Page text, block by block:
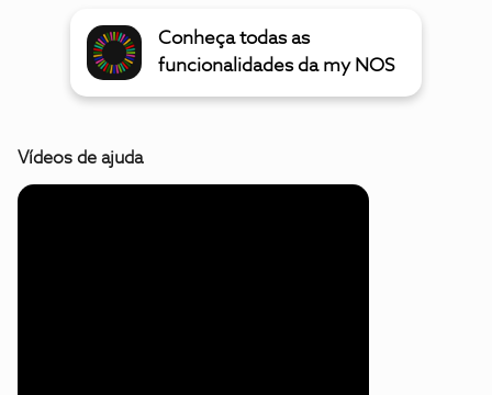
Conheça todas as
funcionalidades da my NOS
Vídeos de ajuda